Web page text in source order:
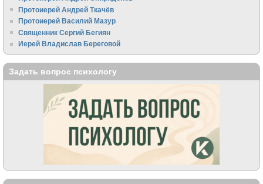
Протоиерей Андрей Ткачёв
Протоиерей Василий Мазур
Священник Сергий Бегиян
Иерей Владислав Береговой
Задать вопрос психологу